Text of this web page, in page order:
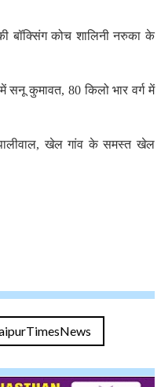
बॉक्सिंग कोच शालिनी नरुका के
सनू कुमावत, 80 किलो भार वर्ग में
पालीवाल, खेल गांव के समस्त खेल